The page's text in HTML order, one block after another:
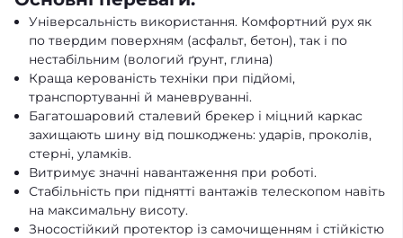
Універсальність використання. Комфортний рух як
по твердим поверхням (асфальт, бетон), так і по
нестабільним (вологий ґрунт, глина)
Краща керованість техніки при підйомі,
транспортуванні й маневруванні.
Багатошаровий сталевий брекер і міцний каркас
захищають шину від пошкоджень: ударів, проколів,
стерні, уламків.
Витримує значні навантаження при роботі.
Стабільність при піднятті вантажів телескопом навіть
на максимальну висоту.
Зносостійкий протектор із самочищенням і стійкістю